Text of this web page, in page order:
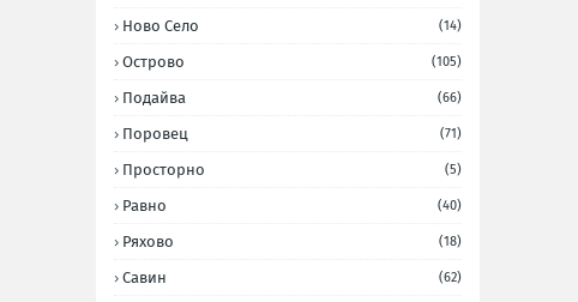
Ново Село (14)
Острово (105)
Подайва (66)
Поровец (71)
Просторно (5)
Равно (40)
Ряхово (18)
Савин (62)